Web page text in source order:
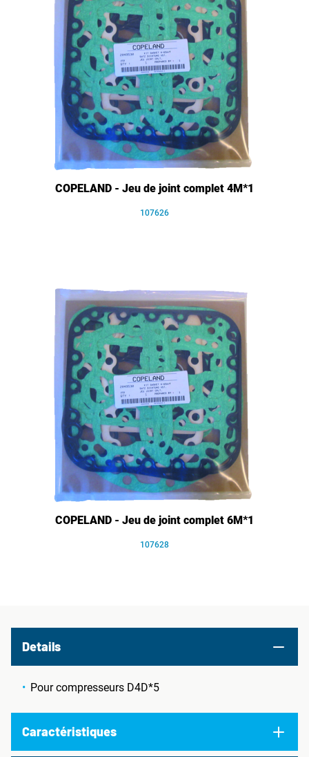
COPELAND - Jeu de joint complet 4M*1
107626
COPELAND - Jeu de joint complet 6M*1
107628
Details
Pour compresseurs D4D*5
Caractéristiques